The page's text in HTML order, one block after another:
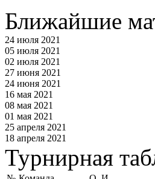
Ближайшие
24 июля 2021
05 июля 2021
02 июля 2021
27 июня 2021
24 июня 2021
16 мая 2021
08 мая 2021
01 мая 2021
25 апреля 2021
18 апреля 2021
Турнирная